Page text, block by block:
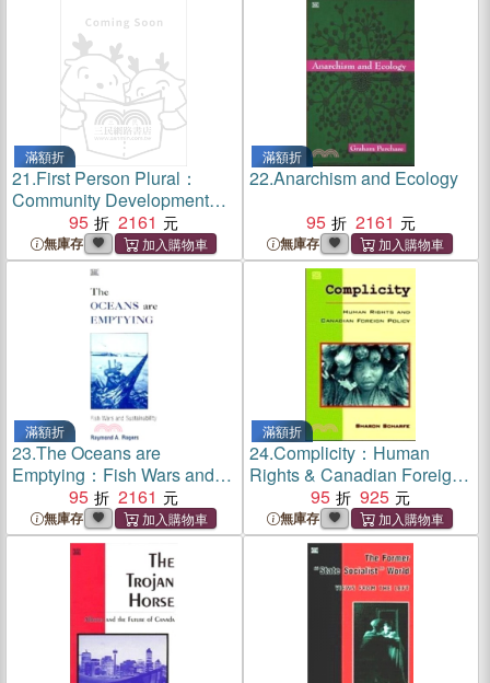
滿額折
21.First Person Plural：
Community Development
Approach to Social Change
95 2161
無庫存
滿額折
22.Anarchism and Ecology
95
2161
無庫存
滿額折
23.The Oceans are
Emptying：Fish Wars and
Sustainability
95 2161
無庫存
滿額折
24.Complicity：Human
Rights & Canadian Foreign
95 925
無庫存